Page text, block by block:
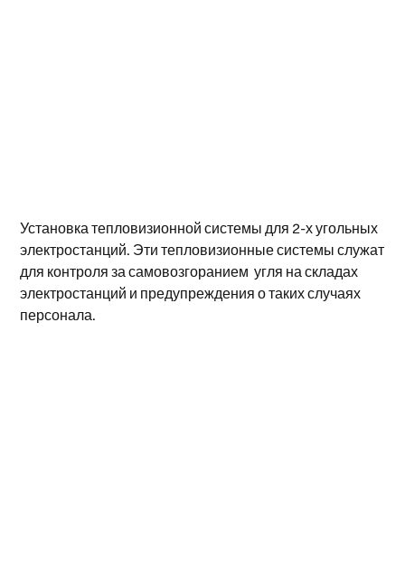
Установка тепловизионной системы для 2-х угольных
электростанций. Эти тепловизионные системы служат
для контроля за самовозгоранием угля на складах
электростанций и предупреждения о таких случаях
персонала.